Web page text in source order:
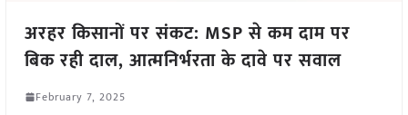
अरहर किसानों पर संकट: MSP से कम दाम पर
बिक रही दाल, आत्मनिर्भरता के दावे पर सवाल
February 7, 2025